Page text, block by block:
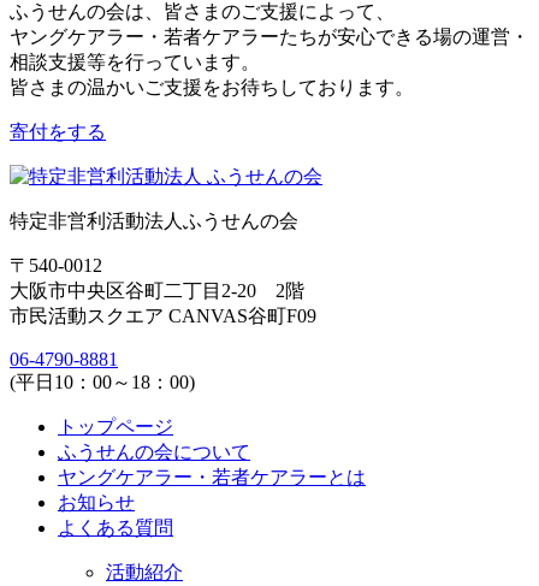
ふうせんの会は、皆さまのご支援によって、
ヤングケアラー・若者ケアラーたちが安心できる場の運営・
相談支援等を行っています。
皆さまの温かいご支援をお待ちしております。
寄付をする
特定非営利活動法人ふうせんの会
〒540-0012
大阪市中央区谷町二丁目2-20 2階
市民活動スクエア CANVAS谷町F09
06-4790-8881
(平日10：00～18：00)
トップページ
ふうせんの会について
ヤングケアラー・若者ケアラーとは
お知らせ
よくある質問
活動紹介